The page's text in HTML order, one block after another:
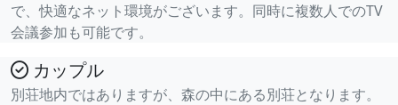
で、快適なネット環境がございます。同時に複数人でのTV
会議参加も可能です。
カップル
別荘地内ではありますが、森の中にある別荘となります。